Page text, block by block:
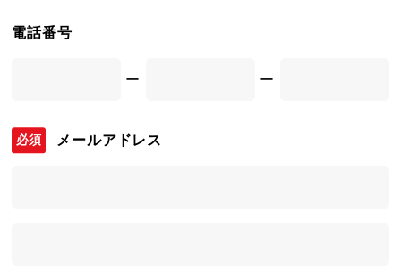
電話番号
ー ー
メールアドレス